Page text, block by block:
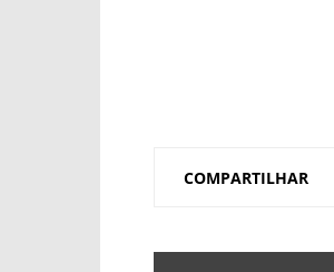
COMPARTILHAR